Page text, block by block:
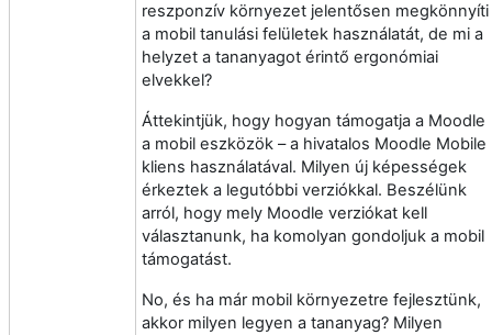
reszponzív környezet jelentősen megkönnyíti
a mobil tanulási felületek használatát, de mi a
helyzet a tananyagot érintő ergonómiai
elvekkel?
Áttekintjük, hogy hogyan támogatja a Moodle
a mobil eszközök – a hivatalos Moodle Mobile
kliens használatával. Milyen új képességek
érkeztek a legutóbbi verziókkal. Beszélünk
arról, hogy mely Moodle verziókat kell
választanunk, ha komolyan gondoljuk a mobil
támogatást.
No, és ha már mobil környezetre fejlesztünk,
akkor milyen legyen a tananyag? Milyen